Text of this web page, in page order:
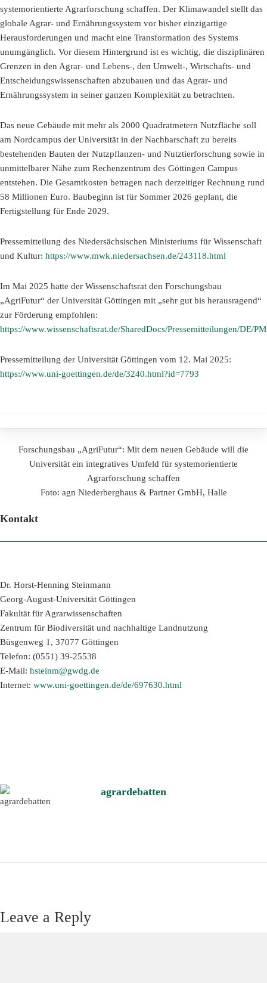
systemorientierte Agrarforschung schaffen. Der Klimawandel stellt das
globale Agrar- und Ernährungssystem vor bisher einzigartige
Herausforderungen und macht eine Transformation des Systems
unumgänglich. Vor diesem Hintergrund ist es wichtig, die disziplinären
Grenzen in den Agrar- und Lebens-, den Umwelt-, Wirtschafts- und
Entscheidungswissenschaften abzubauen und das Agrar- und
Ernährungssystem in seiner ganzen Komplexität zu betrachten.
Das neue Gebäude mit mehr als 2000 Quadratmetern Nutzfläche soll
am Nordcampus der Universität in der Nachbarschaft zu bereits
bestehenden Bauten der Nutzpflanzen- und Nutztierforschung sowie in
unmittelbarer Nähe zum Rechenzentrum des Göttingen Campus
entstehen. Die Gesamtkosten betragen nach derzeitiger Rechnung rund
58 Millionen Euro. Baubeginn ist für Sommer 2026 geplant, die
Fertigstellung für Ende 2029.
Pressemitteilung des Niedersächsischen Ministeriums für Wissenschaft
und Kultur:https://www.mwk.niedersachsen.de/243118.html
Im Mai 2025 hatte der Wissenschaftsrat den Forschungsbau
„AgriFutur“ der Universität Göttingen mit „sehr gut bis herausragend“
zur Förderung empfohlen:
https://www.wissenschaftsrat.de/SharedDocs/Pressemitteilungen/DE/
Pressemitteilung der Universität Göttingen vom 12. Mai 2025:
https://www.uni-goettingen.de/de/3240.html?id=7793
Forschungsbau „AgriFutur“: Mit dem neuen Gebäude will die
Universität ein integratives Umfeld für systemorientierte
Agrarforschung schaffen
Foto: agn Niederberghaus & Partner GmbH, Halle
Kontakt
Dr. Horst-Henning Steinmann
Georg-August-Universität Göttingen
Fakultät für Agrarwissenschaften
Zentrum für Biodiversität und nachhaltige Landnutzung
Büsgenweg 1, 37077 Göttingen
Telefon: (0551) 39-25538
E-Mail:hsteinm@gwdg.de
Internet:www.uni-goettingen.de/de/697630.html
agrardebatten
Leave a Reply